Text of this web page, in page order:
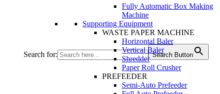
Search for: Search Button
Fully Automatic Box Making
Machine
Supporting Equipment
WASTE PAPER MACHINE
Horizontal Baler
Vertical Baler
Shredder
Paper Roll Crusher
PREFEEDER
Semi-Auto Prefeeder